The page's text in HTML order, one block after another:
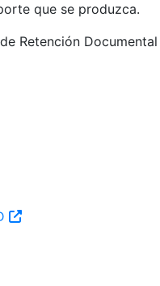
que se produzca.
Retención